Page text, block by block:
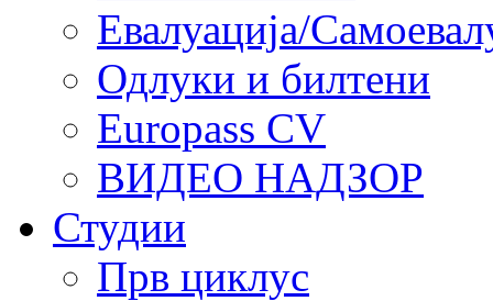
Евалуација/
Одлуки и билтени
Europass CV
ВИДЕО НАДЗОР
Студии
Прв циклус